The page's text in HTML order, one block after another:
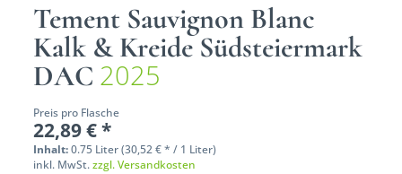
Tement Sauvignon Blanc
Kalk & Kreide Südsteiermark
DAC 2025
Preis pro Flasche
22,89 € *
Inhalt:0.75 Liter (30,52 € * / 1 Liter)
inkl. MwSt.zzgl. Versandkosten